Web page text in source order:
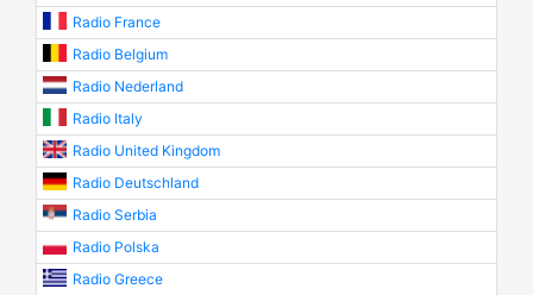
Radio France
Radio Belgium
Radio Nederland
Radio Italy
Radio United Kingdom
Radio Deutschland
Radio Serbia
Radio Polska
Radio Greece